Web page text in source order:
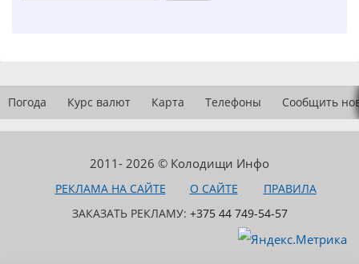
Погода Курс валют Карта Телефоны Сообщить
2011- 2026 © Колодищи Инфо
РЕКЛАМА НА САЙТЕ О САЙТЕ
ПРАВИЛА
ЗАКАЗАТЬ РЕКЛАМУ: +375 44 749-54-57